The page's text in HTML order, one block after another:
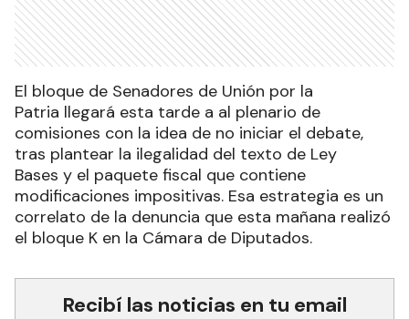
El bloque de Senadores de Unión por la
Patria llegará esta tarde a al plenario de
comisiones con la idea de no iniciar el debate,
tras plantear la ilegalidad del texto de Ley
Bases y el paquete fiscal que contiene
modificaciones impositivas. Esa estrategia es un
correlato de la denuncia que esta mañana realizó
el bloque K en la Cámara de Diputados.
Recibí las noticias en tu email